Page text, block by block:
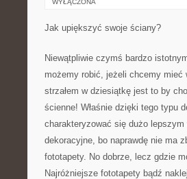
WYŁĄCZONA
Jak upiększyć swoje ściany?
Niewątpliwie czymś bardzo
możemy robić, jeżeli chcemy mieć
strzałem w dziesiątkę jest to by
ścienne! Właśnie dzięki tego typu
charakteryzować się dużo lepszym
dekoracyjne, bo naprawdę nie ma
fototapety. No dobrze, lecz gdzie
Najróżniejsze fototapety bądź